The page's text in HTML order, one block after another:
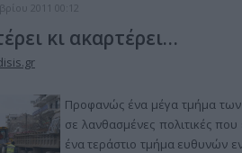
2011 00:12
κι ακαρτέρει…
Προφανώς ένα μέγα τμήμα των
σε λανθασμένες πολιτικές
ένα τεράστιο τμήμα ευθυνών